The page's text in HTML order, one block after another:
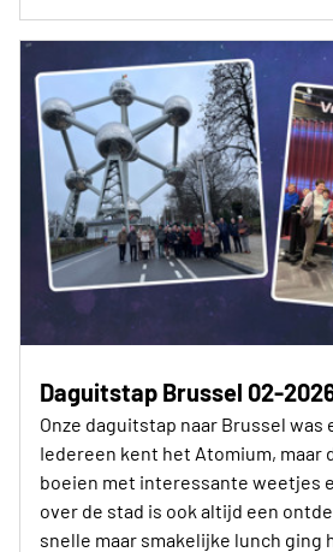
Daguitstap Brussel 02-
Onze daguitstap naar Brussel was
Iedereen kent het Atomium, maar
boeien met interessante weetjes
over de stad is ook altijd een
snelle maar smakelijke lunch ging